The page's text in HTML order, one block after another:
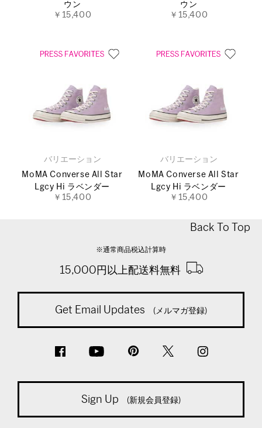
ウン
￥15,400
ウン
￥15,400
バリエーション
MoMA Converse All Star
Lgcy Hi ラベンダー
￥15,400
バリエーション
MoMA Converse All Star
Lgcy Hi ラベンダー
￥15,400
Back To Top
※通常商品税込計算時
15,000円以上配送料無料
Get Email Updates (メルマガ登録)
Sign Up (新規会員登録)